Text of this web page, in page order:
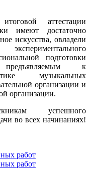
аттестации
имеют достаточно
искусства, овладели
подготовки
предъявляемым к
музыкальных
организации и
организации.
успешного
во всех начинаниях!